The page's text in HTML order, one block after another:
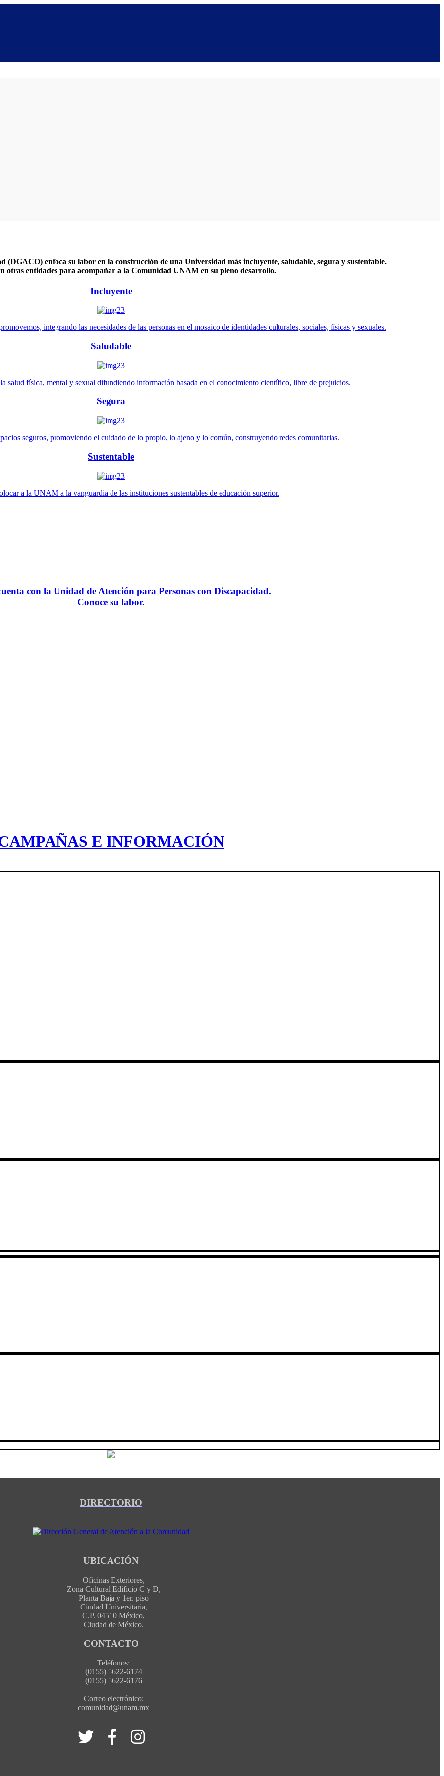
(DGACO) enfoca su labor en la construcción de una Universidad más incluyente, saludable, segura y sustentable.
otras entidades para acompañar a la Comunidad UNAM en su pleno desarrollo.
Incluyente
integrando las necesidades de las personas en el mosaico de identidades culturales, sociales, físicas y sexuales.
Saludable
salud física, mental y sexual difundiendo información basada en el conocimiento científico, libre de prejuicios.
Segura
seguros, promoviendo el cuidado de lo propio, lo ajeno y lo común, construyendo redes comunitarias.
Sustentable
a la UNAM a la vanguardia de las instituciones sustentables de educación superior.
con la Unidad de Atención para Personas con Discapacidad.
Conoce su labor.
E INFORMACIÓN
DIRECTORIO
UBICACIÓN
Oficinas Exteriores,
Zona Cultural Edificio C y D,
Planta Baja y 1er. piso
Ciudad Universitaria,
C.P. 04510 México,
Ciudad de México.
CONTACTO
Teléfonos:
(0155) 5622-6174
(0155) 5622-6176
Correo electrónico:
comunidad@unam.mx